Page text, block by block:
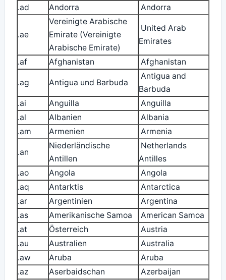
.ad
Andorra Andorra
.ae
Vereinigte Arabische
Emirate (Vereinigte
Arabische Emirate)
United Arab
Emirates
.af Afghanistan Afghanistan
.ag Antigua und Barbuda
Antigua and
Barbuda
.ai
Anguilla
Anguilla
.al
Albanien
Albania
.am
Armenien Armenia
.an
Niederländische
Antillen
Netherlands
Antilles
.ao
Angola
Angola
.aq
Antarktis
Antarctica
.ar
Argentinien
Argentina
.as
Amerikanische Samoa
American Samoa
.at
Österreich
Austria
.au
Australien
Australia
.aw
Aruba
Aruba
.az
Aserbaidschan Azerbaijan